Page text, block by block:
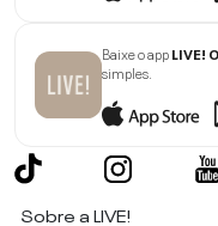
Baixe o appLIVE!
simples.
Sobre a LIVE!